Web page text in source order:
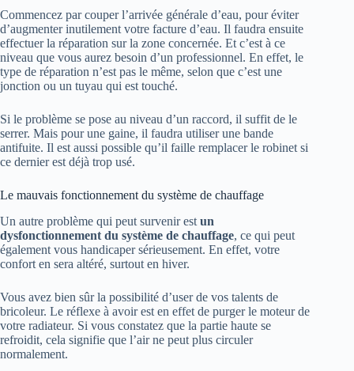
Commencez par couper l’arrivée générale d’eau, pour éviter
d’augmenter inutilement votre facture d’eau. Il faudra ensuite
effectuer la réparation sur la zone concernée. Et c’est à ce
niveau que vous aurez besoin d’un professionnel. En effet, le
type de réparation n’est pas le même, selon que c’est une
jonction ou un tuyau qui est touché.
Si le problème se pose au niveau d’un raccord, il suffit de le
serrer. Mais pour une gaine, il faudra utiliser une bande
antifuite. Il est aussi possible qu’il faille remplacer le robinet si
ce dernier est déjà trop usé.
Le mauvais fonctionnement du système de chauffage
Un autre problème qui peut survenir est un
dysfonctionnement du système de chauffage, ce qui peut
également vous handicaper sérieusement. En effet, votre
confort en sera altéré, surtout en hiver.
Vous avez bien sûr la possibilité d’user de vos talents de
bricoleur. Le réflexe à avoir est en effet de purger le moteur de
votre radiateur. Si vous constatez que la partie haute se
refroidit, cela signifie que l’air ne peut plus circuler
normalement.